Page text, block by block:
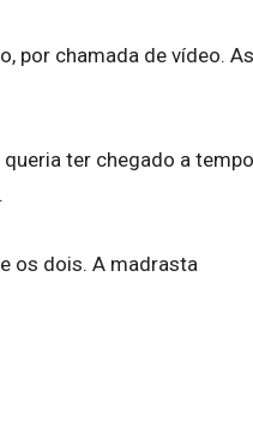
por chamada de vídeo. As
ter chegado a
os dois. A madrasta